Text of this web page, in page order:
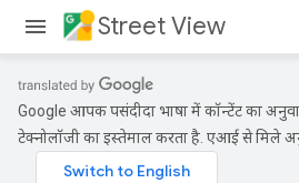
Street View
Google आपकी पसंदीदा भाषा में कॉन्टेंट का
टेक्नोलॉजी का इस्तेमाल करता है. एआई से मिले